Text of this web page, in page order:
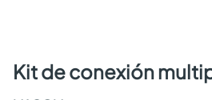
kit de conexión